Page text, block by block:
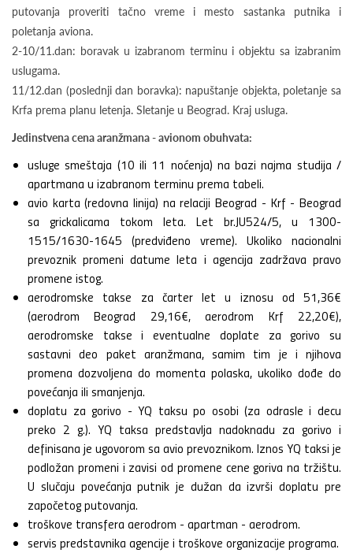
putovanja proveriti tačno vreme i mesto sastanka putnika i
poletanja aviona.
2-10/11.dan: boravak u izabranom terminu i objektu sa izabranim
uslugama.
11/12.dan (poslednji dan boravka): napuštanje objekta, poletanje sa
Krfa prema planu letenja. Sletanje u Beograd. Kraj usluga.
Jedinstvena cena aranžmana - avionom obuhvata:
usluge smeštaja (10 ili 11 noćenja) na bazi najma studija /
apartmana u izabranom terminu prema tabeli.
avio karta (redovna linija) na relaciji Beograd - Krf - Beograd
sa grickalicama tokom leta. Let br.JU524/5, u 1300-
1515/1630-1645 (predviđeno vreme). Ukoliko nacionalni
prevoznik promeni datume leta i agencija zadržava pravo
promene istog.
aerodromske takse za čarter let u iznosu od 51,36€
(aerodrom Beograd 29,16€, aerodrom Krf 22,20€),
aerodromske takse i eventualne doplate za gorivo su
sastavni deo paket aranžmana, samim tim je i njihova
promena dozvoljena do momenta polaska, ukoliko dođe do
povećanja ili smanjenja.
doplatu za gorivo - YQ taksu po osobi (za odrasle i decu
preko 2 g.). YQ taksa predstavlja nadoknadu za gorivo i
definisana je ugovorom sa avio prevoznikom. Iznos YQ taksi je
podložan promeni i zavisi od promene cene goriva na tržištu.
U slučaju povećanja putnik je dužan da izvrši doplatu pre
započetog putovanja.
troškove transfera aerodrom - apartman - aerodrom.
servis predstavnika agencije i troškove organizacije programa.